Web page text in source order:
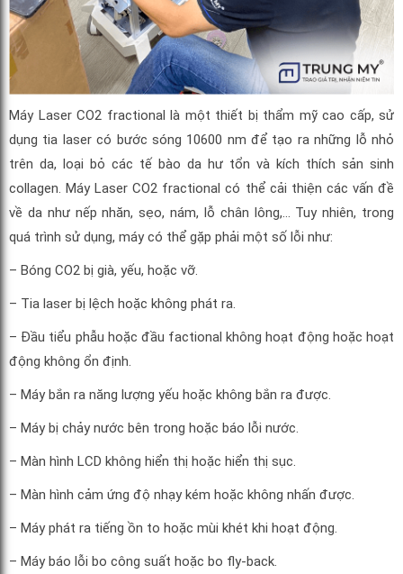
Máy Laser CO2 fractional là một thiết bị thẩm mỹ cao cấp, sử
dụng tia laser có bước sóng 10600 nm để tạo ra những lỗ nhỏ
trên da, loại bỏ các tế bào da hư tổn và kích thích sản sinh
collagen. Máy Laser CO2 fractional có thể cải thiện các vấn đề
về da như nếp nhăn, sẹo, nám, lỗ chân lông,… Tuy nhiên, trong
quá trình sử dụng, máy có thể gặp phải một số lỗi như:
– Bóng CO2 bị già, yếu, hoặc vỡ.
– Tia laser bị lệch hoặc không phát ra.
– Đầu tiểu phẫu hoặc đầu factional không hoạt động hoặc hoạt
động không ổn định.
– Máy bắn ra năng lượng yếu hoặc không bắn ra được.
– Máy bị chảy nước bên trong hoặc báo lỗi nước.
– Màn hình LCD không hiển thị hoặc hiển thị sục.
– Màn hình cảm ứng độ nhạy kém hoặc không nhấn được.
– Máy phát ra tiếng ồn to hoặc mùi khét khi hoạt động.
– Máy báo lỗi bo công suất hoặc bo fly-back.